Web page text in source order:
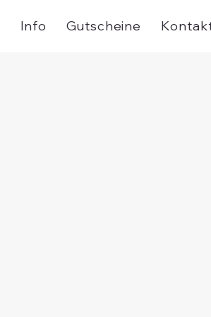
Info Gutscheine